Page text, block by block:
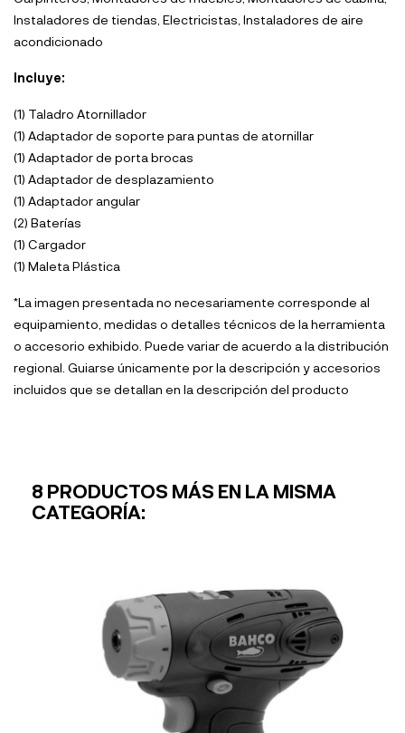
Instaladores de tiendas, Electricistas, Instaladores de aire
acondicionado
Incluye:
(1) Taladro Atornillador
(1) Adaptador de soporte para puntas de atornillar
(1) Adaptador de porta brocas
(1) Adaptador de desplazamiento
(1) Adaptador angular
(2) Baterías
(1) Cargador
(1) Maleta Plástica
*La imagen presentada no necesariamente corresponde al
equipamiento, medidas o detalles técnicos de la herramienta
o accesorio exhibido. Puede variar de acuerdo a la distribución
regional. Guiarse únicamente por la descripción y accesorios
incluidos que se detallan en la descripción del producto
8 PRODUCTOS MÁS EN LA MISMA
CATEGORÍA: